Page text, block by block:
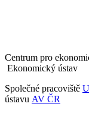
Centrum pro
Ekonomický ústav
Společné pracoviště
ústavu AV ČR